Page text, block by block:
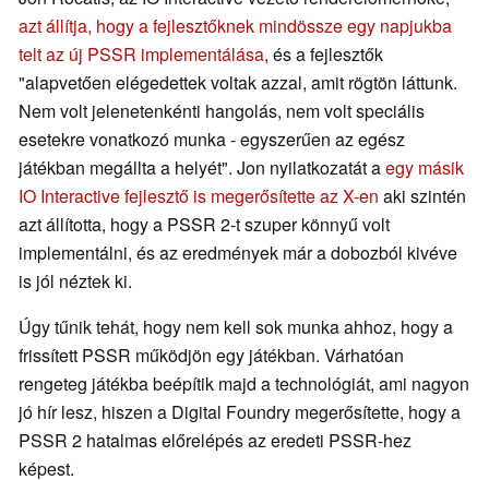
azt állítja, hogy a fejlesztőknek mindössze egy napjukba
telt az új PSSR implementálása, és a fejlesztők
"alapvetően elégedettek voltak azzal, amit rögtön láttunk.
Nem volt jelenetenkénti hangolás, nem volt speciális
esetekre vonatkozó munka - egyszerűen az egész
játékban megállta a helyét". Jon nyilatkozatát aegy másik
IO Interactive fejlesztő is megerősítette az X-en aki szintén
azt állította, hogy a PSSR 2-t szuper könnyű volt
implementálni, és az eredmények már a dobozból kivéve
is jól néztek ki.
Úgy tűnik tehát, hogy nem kell sok munka ahhoz, hogy a
frissített PSSR működjön egy játékban. Várhatóan
rengeteg játékba beépítik majd a technológiát, ami nagyon
jó hír lesz, hiszen a Digital Foundry megerősítette, hogy a
PSSR 2 hatalmas előrelépés az eredeti PSSR-hez
képest.